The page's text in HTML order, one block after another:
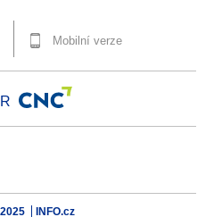
Mobilní verze
INFO.cz